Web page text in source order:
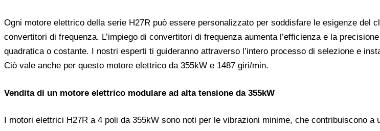
Ogni motore elettrico della serie H27R può essere personalizzato per soddisfare le esigenze
convertitori di frequenza. L’impiego di convertitori di frequenza aumenta l’efficienza e la
quadratica o costante. I nostri esperti ti guideranno attraverso l’intero processo di selezione e
Ciò vale anche per questo motore elettrico da 355kW e 1487 giri/min.
Vendita di un motore elettrico modulare ad alta tensione da 355kW
I motori elettrici H27R a 4 poli da 355kW sono noti per le vibrazioni minime, che contribuiscono